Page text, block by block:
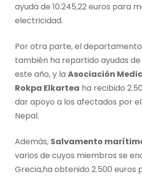
ayuda de 10.245,22 euros para
electricidad.
Por otra parte, el
también ha repartido ayudas
este año, y la Asociación
Rokpa Elkartea ha recibido
dar apoyo a los afectados por
Nepal.
Además, Salvamento
varios de cuyos miembros se
Grecia,ha obtenido 2.500 euros